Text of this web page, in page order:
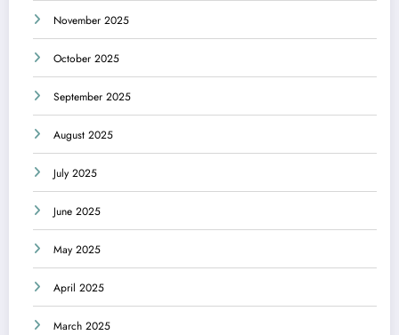
November 2025
October 2025
September 2025
August 2025
July 2025
June 2025
May 2025
April 2025
March 2025